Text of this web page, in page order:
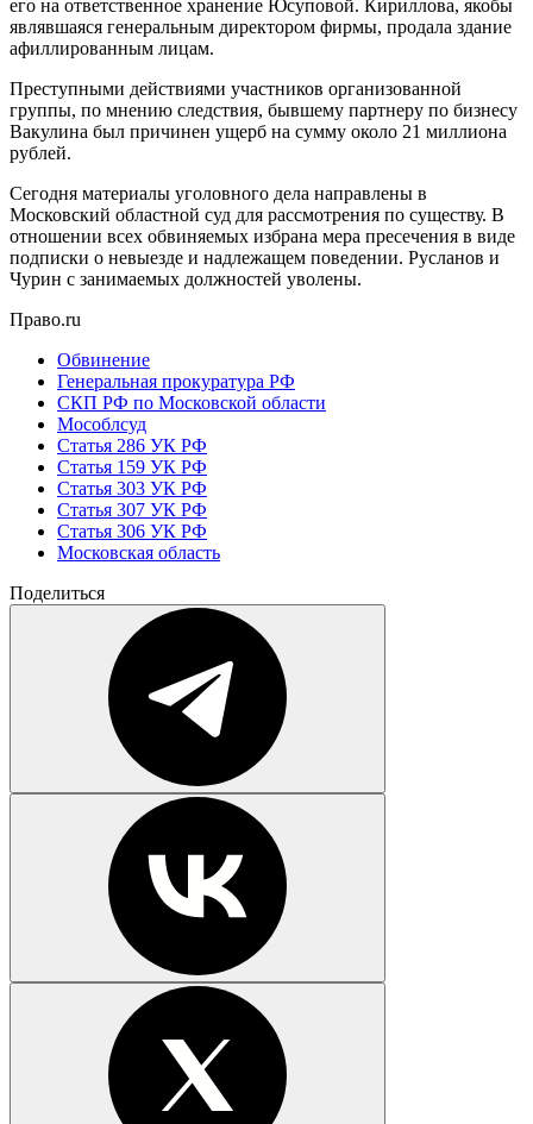
его на ответственное хранение Юсуповой. Кириллова, якобы
являвшаяся генеральным директором фирмы, продала здание
афиллированным лицам.
Преступными действиями участников организованной
группы, по мнению следствия, бывшему партнеру по бизнесу
Вакулина был причинен ущерб на сумму около 21 миллиона
рублей.
Сегодня материалы уголовного дела направлены в
Московский областной суд для рассмотрения по существу. В
отношении всех обвиняемых избрана мера пресечения в виде
подписки о невыезде и надлежащем поведении. Русланов и
Чурин с занимаемых должностей уволены.
Право.ru
Обвинение
Генеральная прокуратура РФ
СКП РФ по Московской области
Мособлсуд
Статья 286 УК РФ
Статья 159 УК РФ
Статья 303 УК РФ
Статья 307 УК РФ
Статья 306 УК РФ
Московская область
Поделиться